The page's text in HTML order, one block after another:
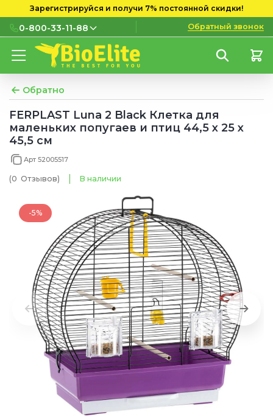
Зарегистрируйся и получи 7% постоянной скидки!
0-800-33-11-88
0-800-33-11-88
мобильных номеров
(097) 133 11 88
(095) 133 11 88
(073) 133 11 88
Обратный звонок
Обратно
FERPLAST Luna 2 Black Клетка для
маленьких попугаев и птиц 44,5 х 25 х
45,5 см
Арт 52005517
(0 Отзывов) В наличии
-5%